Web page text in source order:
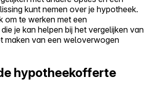
kunt nemen over je hypotheek.
om te werken met een
je kan helpen bij het vergelijken van
maken van een weloverwogen
hypotheekofferte